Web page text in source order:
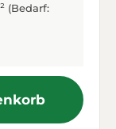
(Bedarf: